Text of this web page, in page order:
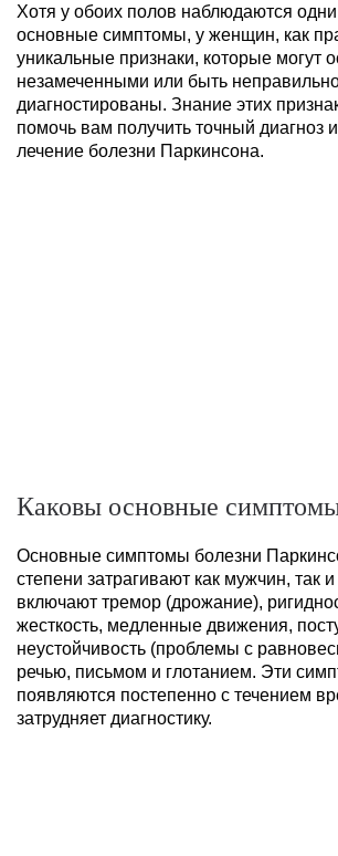
Хотя у обоих полов наблюдаются
основные симптомы, у женщин, как
уникальные признаки, которые могут
незамеченными или быть
диагностированы. Знание этих
помочь вам получить точный диагноз
лечение болезни Паркинсона.
Каковы основные
Основные симптомы болезни
степени затрагивают как мужчин, так
включают тремор (дрожание),
жесткость, медленные движения,
неустойчивость (проблемы с
речью, письмом и глотанием. Эти
появляются постепенно с течением
затрудняет диагностику.